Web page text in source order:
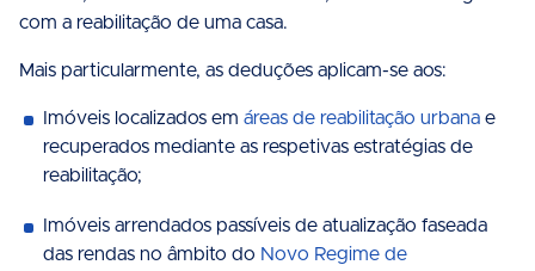
com a reabilitação de uma casa.
Mais particularmente, as deduções aplicam-se aos:
Imóveis localizados em áreas de reabilitação urbana e
recuperados mediante as respetivas estratégias de
reabilitação;
Imóveis arrendados passíveis de atualização faseada
das rendas no âmbito do Novo Regime de